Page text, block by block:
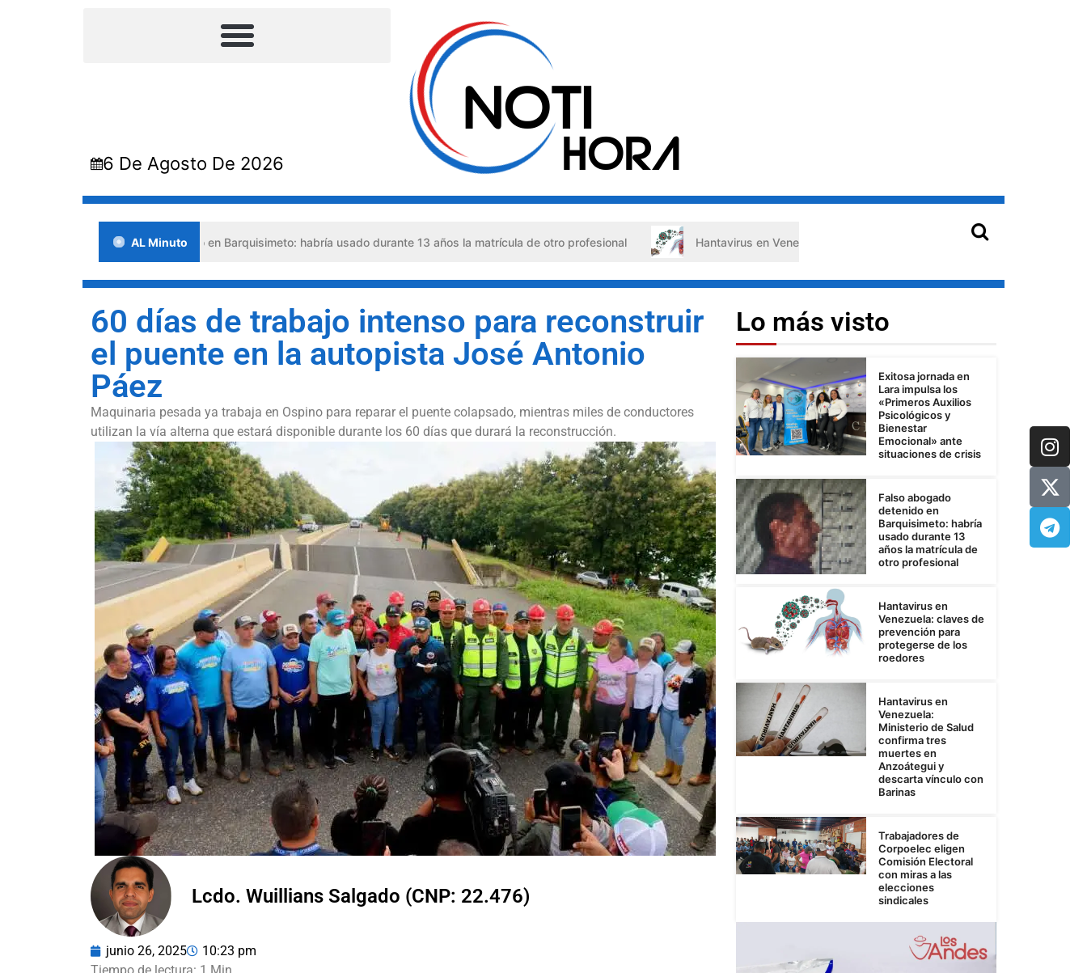
6 De Agosto De 2026
AL Minuto
Falso abogado detenido en Barquisimeto: habría usado durante 13 años la matrícula de otro profesional Hantavirus en Venezuela: claves de prevención para protegerse de los roedores
60 días de trabajo intenso para reconstruir
el puente en la autopista José Antonio
Páez
Maquinaria pesada ya trabaja en Ospino para reparar el puente colapsado, mientras miles de conductores
utilizan la vía alterna que estará disponible durante los 60 días que durará la reconstrucción.
Lcdo. Wuillians Salgado (CNP: 22.476)
junio 26, 2025 10:23 pm
Lo más visto
Exitosa jornada en
Lara impulsa los
«Primeros Auxilios
Psicológicos y
Bienestar
Emocional» ante
situaciones de crisis
Falso abogado
detenido en
Barquisimeto: habría
usado durante 13
años la matrícula de
otro profesional
Hantavirus en
Venezuela: claves de
prevención para
protegerse de los
roedores
Hantavirus en
Venezuela:
Ministerio de Salud
confirma tres
muertes en
Anzoátegui y
descarta vínculo con
Barinas
Trabajadores de
Corpoelec eligen
Comisión Electoral
con miras a las
elecciones
sindicales